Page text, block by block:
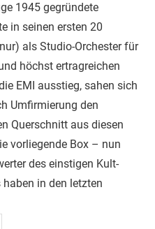
1945 ge­gründete
in seinen ersten 20
als Studio-Orchester für
höchst ertrag­reichen
EMI ausstieg, sahen sich
Umfirmierung den
Querschnitt aus diesen
vorliegende Box – nun
des einstigen Kult-
in den letzten